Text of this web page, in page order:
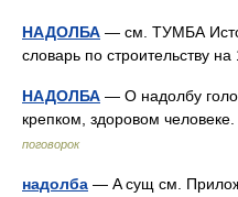
НАДОЛБА — см. ТУМБА
словарь по строительству
НАДОЛБА — О надолбу
крепком, здоровом
поговорок
надолба — A сущ см.